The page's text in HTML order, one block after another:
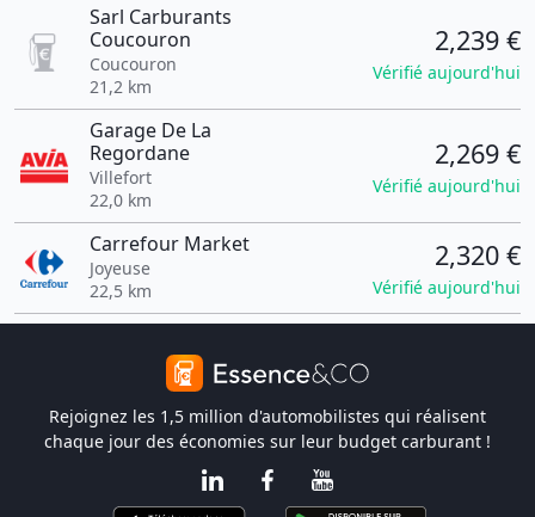
Sarl Carburants
Coucouron
Coucouron
21,2 km
2,239 €
Vérifié aujourd'hui
Garage De La
Regordane
Villefort
22,0 km
2,269 €
Vérifié aujourd'hui
Carrefour Market
Joyeuse
22,5 km
2,320 €
Vérifié aujourd'hui
Rejoignez les 1,5 million d'automobilistes qui réalisent
chaque jour des économies sur leur budget carburant !